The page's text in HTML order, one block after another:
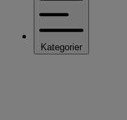
Kategorier